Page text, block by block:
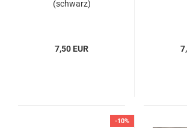
(schwarz)
7,50 EUR
-10%